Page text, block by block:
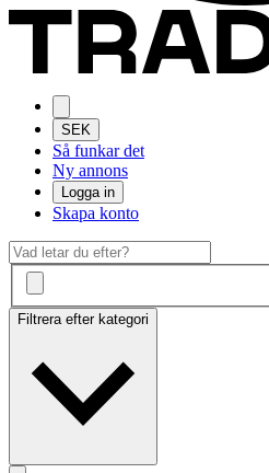
SEK
Så funkar det
Ny annons
Logga in
Skapa konto
Filtrera efter kategori